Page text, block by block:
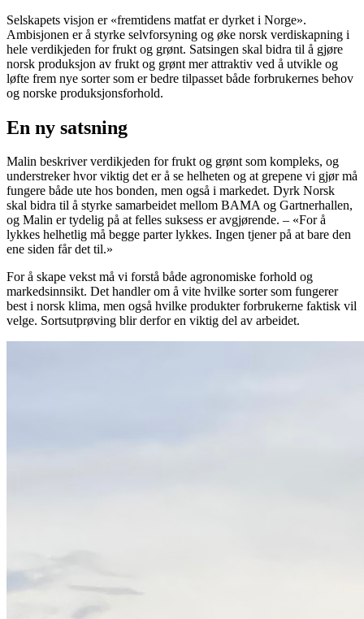
Selskapets visjon er «fremtidens matfat er dyrket i Norge».
Ambisjonen er å styrke selvforsyning og øke norsk verdiskapning i
hele verdikjeden for frukt og grønt. Satsingen skal bidra til å gjøre
norsk produksjon av frukt og grønt mer attraktiv ved å utvikle og
løfte frem nye sorter som er bedre tilpasset både forbrukernes behov
og norske produksjonsforhold.
En ny satsning
Malin beskriver verdikjeden for frukt og grønt som kompleks, og
understreker hvor viktig det er å se helheten og at grepene vi gjør må
fungere både ute hos bonden, men også i markedet. Dyrk Norsk
skal bidra til å styrke samarbeidet mellom BAMA og Gartnerhallen,
og Malin er tydelig på at felles suksess er avgjørende. – «For å
lykkes helhetlig må begge parter lykkes. Ingen tjener på at bare den
ene siden får det til.»
For å skape vekst må vi forstå både agronomiske forhold og
markedsinnsikt. Det handler om å vite hvilke sorter som fungerer
best i norsk klima, men også hvilke produkter forbrukerne faktisk vil
velge. Sortsutprøving blir derfor en viktig del av arbeidet.